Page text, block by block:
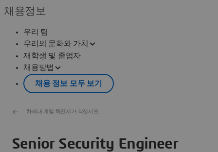
채용정보
우리 팀
우리의 문화와 가치
재학생 및 졸업자
채용방법
채용 정보 모두 보기
차세대 게임 체인저가 되십시오
Senior Security Engineer